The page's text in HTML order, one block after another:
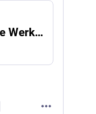
Steinzeit: Älteste Werkzeuge aus Walknochen entdeckt